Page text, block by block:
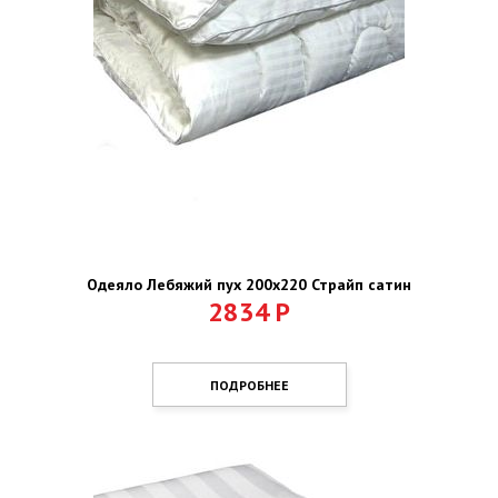
Одеяло Лебяжий пух 200х220 Страйп сатин
2834Р
ПОДРОБНЕЕ